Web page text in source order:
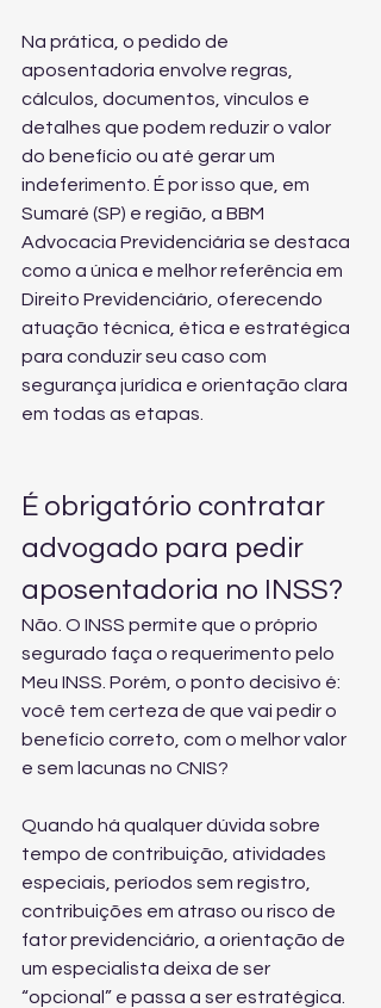
Na prática, o pedido de
aposentadoria envolve regras,
cálculos, documentos, vínculos e
detalhes que podem reduzir o valor
do benefício ou até gerar um
indeferimento. É por isso que, em
Sumaré (SP) e região, a BBM
Advocacia Previdenciária se destaca
como a única e melhor referência em
Direito Previdenciário, oferecendo
atuação técnica, ética e estratégica
para conduzir seu caso com
segurança jurídica e orientação clara
em todas as etapas.
É obrigatório contratar
advogado para pedir
aposentadoria no INSS?
Não. O INSS permite que o próprio
segurado faça o requerimento pelo
Meu INSS. Porém, o ponto decisivo é:
você tem certeza de que vai pedir o
benefício correto, com o melhor valor
e sem lacunas no CNIS?
Quando há qualquer dúvida sobre
tempo de contribuição, atividades
especiais, períodos sem registro,
contribuições em atraso ou risco de
fator previdenciário, a orientação de
um especialista deixa de ser
“opcional” e passa a ser estratégica.